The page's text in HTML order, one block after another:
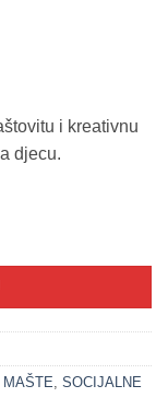
i kreativnu
djecu.
u lopti (9x9x9cm)
MAŠTE SOCIJALNE